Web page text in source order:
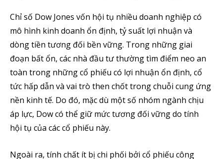
Chỉ số Dow Jones vốn hội tụ nhiều doanh nghiệp có
mô hình kinh doanh ổn định, tỷ suất lợi nhuận và
dòng tiền tương đối bền vững. Trong những giai
đoạn bất ổn, các nhà đầu tư thường tìm điểm neo an
toàn trong những cổ phiếu có lợi nhuận ổn định, cổ
tức hấp dẫn và vai trò then chốt trong chuỗi cung ứng
nền kinh tế. Do đó, mặc dù một số nhóm ngành chịu
áp lực, Dow có thể giữ mức tương đối vững do tính
hội tụ của các cổ phiếu này.
Ngoài ra, tính chất ít bị chi phối bởi cổ phiếu công